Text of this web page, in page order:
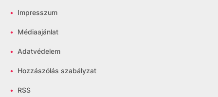
• Impresszum
• Médiaajánlat
• Adatvédelem
• Hozzászólás szabályzat
• RSS